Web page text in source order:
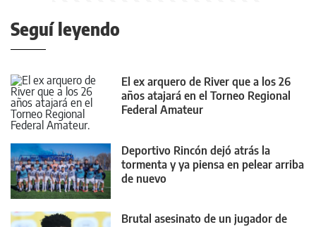
Seguí leyendo
El ex arquero de River que a los 26
años atajará en el Torneo Regional
Federal Amateur
Deportivo Rincón dejó atrás la
tormenta y ya piensa en pelear arriba
de nuevo
Brutal asesinato de un jugador de